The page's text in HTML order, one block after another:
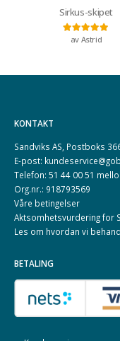
Sirkus-skipet
Vurdert5
av Astrid
KONTAKT
Sandviks AS, Postboks
E-post:
Telefon: 51 44 00 51
Org.nr.: 918793569
Våre betingelser
Aktsomhetsvurdering for
Les om hvordan vi
BETALING